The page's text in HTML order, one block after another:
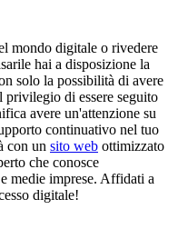
mondo digitale o rivedere
hai a disposizione la
solo la possibilità di avere
privilegio di essere seguito
avere un'attenzione su
continuativo nel tuo
con un sito web ottimizzato
che conosce
medie imprese. Affidati a
digitale!